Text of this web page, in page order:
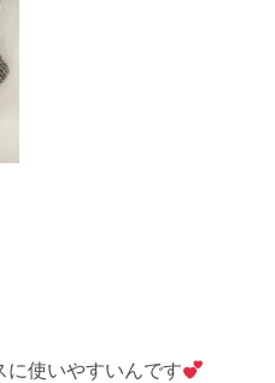
に使いやすいんです